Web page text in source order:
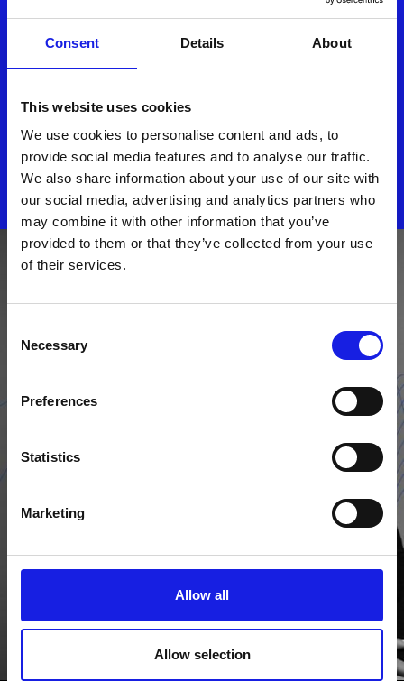
Consent Details About
This website uses cookies
We use cookies to personalise content and ads, to
provide social media features and to analyse our traffic.
We also share information about your use of our site with
our social media, advertising and analytics partners who
may combine it with other information that you’ve
provided to them or that they’ve collected from your use
of their services.
Selection
Necessary
Preferences
Statistics
Marketing
Allow all
Allow selection
artificiale e prepara
l'espansione all'estero
August 7, 2025
DISCOVER ALL NEWS